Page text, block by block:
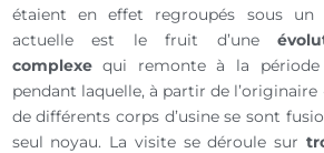
étaient en effet regroupés sous
actuelle est le fruit d’une
complexequi remonte à la période
pendant laquelle, à partir de l’originaire
de différents corps d’usine se sont
seul noyau. La visite se déroule sur